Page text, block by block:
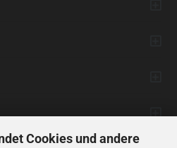
Cookies und andere